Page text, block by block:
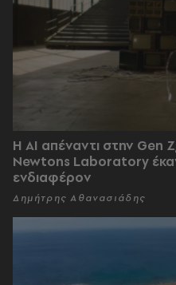
Η AI απέναντι στην Gen
Newtons Laboratory
ενδιαφέρον
Δημήτρης Αθανασιάδης